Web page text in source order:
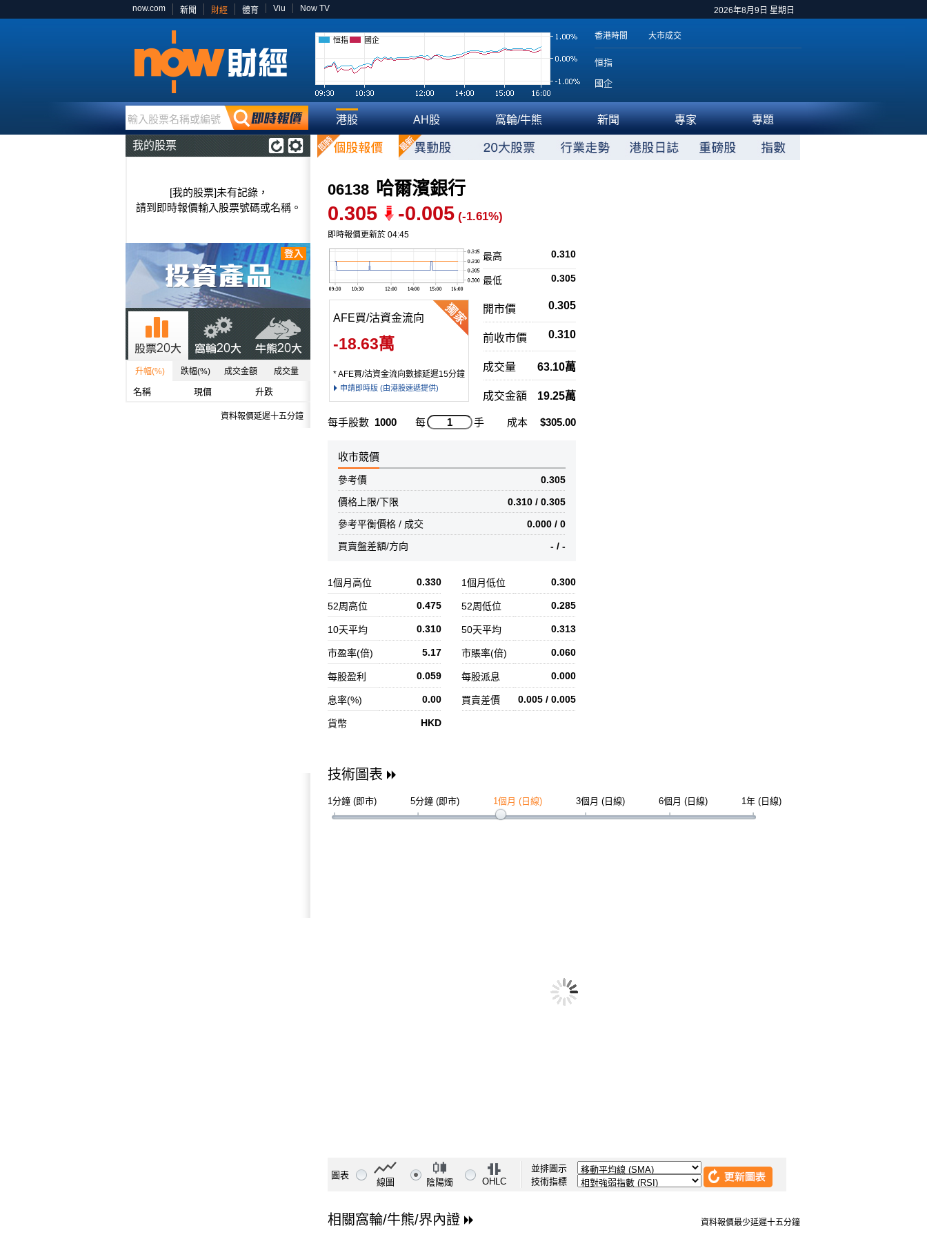
2026年8月9日 星期日
now.com 新聞 財經 體育 Viu Now TV
恒指 國企 香港時間 大市成交
恒指
國企
輸入股票名稱或編號 港股 AH股 窩輪/牛熊 新聞 專家 專題
我的股票
[我的股票]未有記錄，
請到即時報價輸入股票號碼或名稱。
升幅(%) 跌幅(%) 成交金額 成交量
名稱 現價 升跌
資料報價延遲十五分鐘
06138 哈爾濱銀行
0.305 -0.005 (-1.61%)
即時報價更新於 04:45
0.310
最高
0.305
最低
AFE買/沽資金流向
-18.63萬
* AFE買/沽資金流向數據延遲15分鐘
申請即時版 (由港股速遞提供)
開市價 0.305
前收市價 0.310
成交量 63.10萬
成交金額 19.25萬
每手股數 1000 每 手 成本 $305.00
收市競價
0.305
參考價
0.310 / 0.305
價格上限/下限
0.000 / 0
參考平衡價格 / 成交
- / -
買賣盤差額/方向
1個月高位 0.330 1個月低位 0.300
52周高位 0.475 52周低位 0.285
10天平均 0.310 50天平均 0.313
市盈率(倍) 5.17 市賬率(倍) 0.060
每股盈利 0.059 每股派息 0.000
息率(%) 0.00 買賣差價 0.005 / 0.005
貨幣 HKD
技術圖表
1分鐘 (即市) 5分鐘 (即市) 1個月 (日線) 3個月 (日線) 6個月 (日線) 1年 (日線)
圖表
線圖 陰陽燭 OHLC
並排圖示
技術指標
資料報價最少延遲十五分鐘
相關窩輪/牛熊/界內證